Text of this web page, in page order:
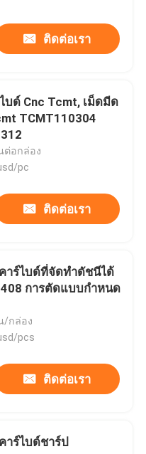
า
าไร้สนิม
ติดต่อเรา
บด์ Cnc Tcmt, เม็ดมีด
TCMT110304
ต่อกล่อง
pc
ติดต่อเรา
าร์ไบด์ที่จัดทำดัชนีได้
การตัดแบบกำหนด
/กล่อง
pcs
ติดต่อเรา
าร์ไบด์ชาร์ป